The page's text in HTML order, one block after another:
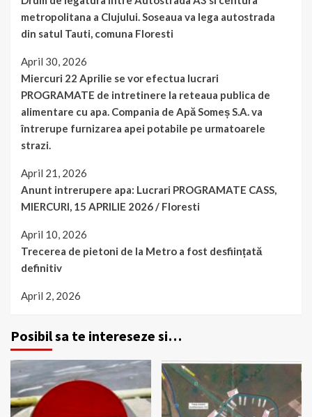
metropolitana a Clujului. Soseaua va lega autostrada
din satul Tauti, comuna Floresti
April 30, 2026
Miercuri 22 Aprilie se vor efectua lucrari
PROGRAMATE de intretinere la reteaua publica de
alimentare cu apa. Compania de Apă Someș S.A. va
întrerupe furnizarea apei potabile pe urmatoarele
strazi.
April 21, 2026
Anunt intrerupere apa: Lucrari PROGRAMATE CASS,
MIERCURI, 15 APRILIE 2026 / Floresti
April 10, 2026
Trecerea de pietoni de la Metro a fost desființată
definitiv
April 2, 2026
Posibil sa te intereseze si…